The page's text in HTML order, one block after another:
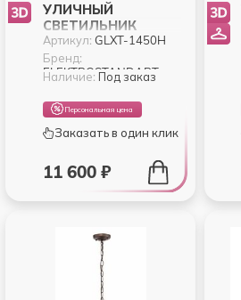
УЛИЧНЫЙ
СВЕТИЛЬНИК
ELEKTROSTANDART
VIRGO КАПУЧИНО
GLXT-1450H
Артикул: GLXT-1450H
Бренд:
ELEKTROSTANDART
Наличие: Под заказ
Персональная цена
Заказать в один клик
11 600 ₽